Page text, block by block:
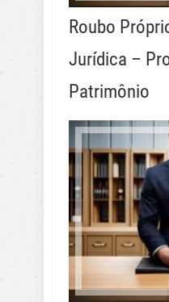
Roubo
Jurídica –
Patrimônio